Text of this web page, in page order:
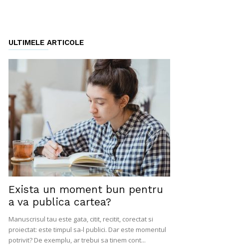
ULTIMELE ARTICOLE
Exista un moment bun pentru
a va publica cartea?
Manuscrisul tau este gata, citit, recitit, corectat si
proiectat: este timpul sa-l publici. Dar este momentul
potrivit? De exemplu, ar trebui sa tinem cont...